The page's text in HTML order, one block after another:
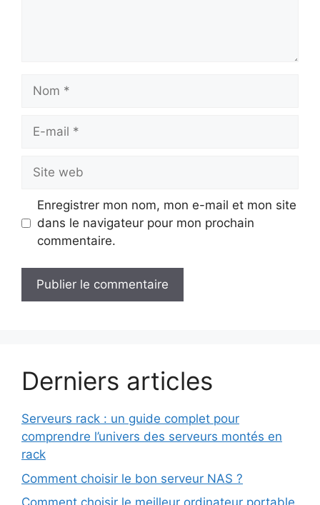
mail
web
Enregistrer mon nom, mon e-mail et mon site
dans le navigateur pour mon prochain
commentaire.
Derniers articles
Serveurs rack : un guide complet pour
comprendre l’univers des serveurs montés en
rack
Comment choisir le bon serveur NAS ?